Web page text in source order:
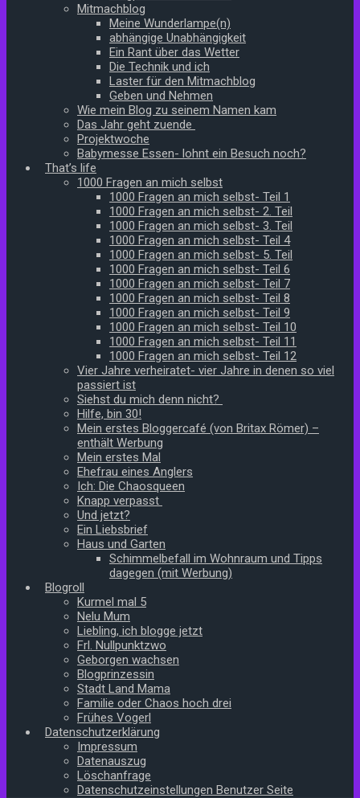
Mitmachblog
Meine Wunderlampe(n)
abhängige Unabhängigkeit
Ein Rant über das Wetter
Die Technik und ich
Laster für den Mitmachblog
Geben und Nehmen
Wie mein Blog zu seinem Namen kam
Das Jahr geht zuende
Projektwoche
Babymesse Essen- lohnt ein Besuch noch?
That’s life
1000 Fragen an mich selbst
1000 Fragen an mich selbst- Teil 1
1000 Fragen an mich selbst- 2. Teil
1000 Fragen an mich selbst- 3. Teil
1000 Fragen an mich selbst- Teil 4
1000 Fragen an mich selbst- 5. Teil
1000 Fragen an mich selbst- Teil 6
1000 Fragen an mich selbst- Teil 7
1000 Fragen an mich selbst- Teil 8
1000 Fragen an mich selbst- Teil 9
1000 Fragen an mich selbst- Teil 10
1000 Fragen an mich selbst- Teil 11
1000 Fragen an mich selbst- Teil 12
Vier Jahre verheiratet- vier Jahre in denen so viel
passiert ist
Siehst du mich denn nicht?
Hilfe, bin 30!
Mein erstes Bloggercafé (von Britax Römer) –
enthält Werbung
Mein erstes Mal
Ehefrau eines Anglers
Ich: Die Chaosqueen
Knapp verpasst
Und jetzt?
Ein Liebsbrief
Haus und Garten
Schimmelbefall im Wohnraum und Tipps
dagegen (mit Werbung)
Blogroll
Kurmel mal 5
Nelu Mum
Liebling, ich blogge jetzt
Frl. Nullpunktzwo
Geborgen wachsen
Blogprinzessin
Stadt Land Mama
Familie oder Chaos hoch drei
Frühes Vogerl
Datenschutzerklärung
Impressum
Datenauszug
Löschanfrage
Datenschutzeinstellungen Benutzer Seite